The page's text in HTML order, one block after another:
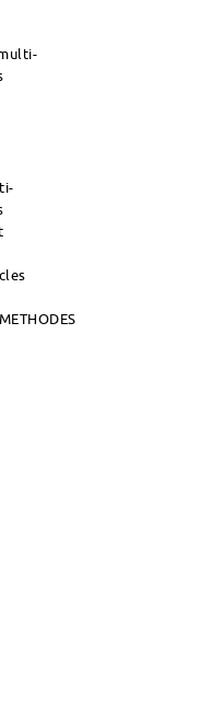
METHODES